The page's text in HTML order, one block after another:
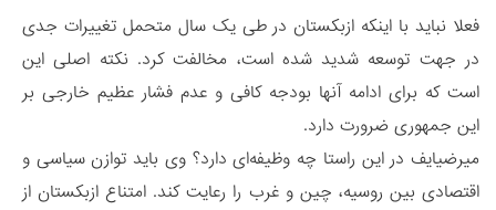
فعلا نباید با اینکه ازبکستان در طی یک سال متحمل تغییرات جدی
در جهت توسعه شدید شده است، مخالفت کرد. نکته اصلی این
است که برای ادامه آنها بودجه کافی و عدم فشار عظیم خارجی بر
این جمهوری ضرورت دارد.
میرضیایف در این راستا چه وظیفه‌ای دارد؟ وی باید توازن سیاسی و
اقتصادی بین روسیه، چین و غرب را رعایت کند. امتناع ازبکستان از